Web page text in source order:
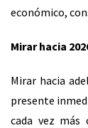
económico,
Mirar hacia
Mirar hacia
presente
cada vez más